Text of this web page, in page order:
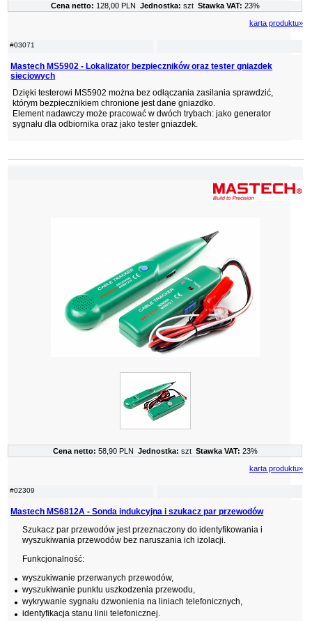
#03071
Mastech MS5902 - Lokalizator bezpieczników oraz tester gniazdek
sieciowych
Dzięki testerowi MS5902 można bez odłączania zasilania sprawdzić,
którym bezpiecznikiem chronione jest dane gniazdko.
Element nadawczy może pracować w dwóch trybach: jako generator
sygnału dla odbiornika oraz jako tester gniazdek.
Cena netto: 128,00 PLN Jednostka: szt Stawka VAT: 23%
karta produktu»
#02309
Mastech MS6812A - Sonda indukcyjna i szukacz par przewodów
Szukacz par przewodów jest przeznaczony do identyfikowania i
wyszukiwania przewodów bez naruszania ich izolacji.
Funkcjonalność:
wyszukiwanie przerwanych przewodów,
wyszukiwanie punktu uszkodzenia przewodu,
wykrywanie sygnału dzwonienia na liniach telefonicznych,
identyfikacja stanu linii telefonicznej.
Cena netto: 58,90 PLN Jednostka: szt Stawka VAT: 23%
karta produktu»